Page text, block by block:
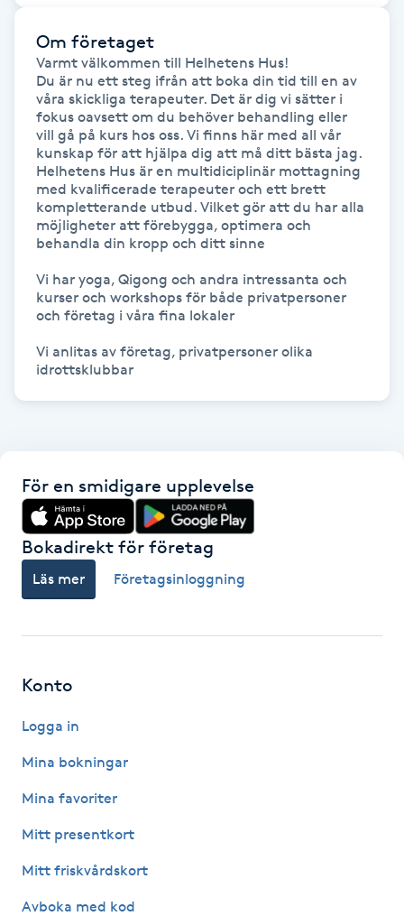
Klangmassage
Klippning
Klippning & Slingor
Klippning ungdom
Koppningsmassage
Kosmetisk tatuering
Kostrådgivning
Kroppsinpackning
Käkledsbehandling
Kärlbehandling
LED-ljusterapi
Liktornar
LPG-behandling
Om företaget
Varmt välkommen till Helhetens Hus!
Du är nu ett steg ifrån att boka din tid till en av
våra skickliga terapeuter. Det är dig vi sätter i
fokus oavsett om du behöver behandling eller
vill gå på kurs hos oss. Vi finns här med all vår
kunskap för att hjälpa dig att må ditt bästa jag.
Helhetens Hus är en multidiciplinär mottagning
med kvalificerade terapeuter och ett brett
kompletterande utbud. Vilket gör att du har alla
möjligheter att förebygga, optimera och
behandla din kropp och ditt sinne
Vi har yoga, Qigong och andra intressanta och
kurser och workshops för både privatpersoner
och företag i våra fina lokaler
Vi anlitas av företag, privatpersoner olika
idrottsklubbar
För en smidigare upplevelse
Bokadirekt för företag
Läs mer Företagsinloggning
Konto
Logga in
Mina bokningar
Mina favoriter
Mitt presentkort
Mitt friskvårdskort
Avboka med kod